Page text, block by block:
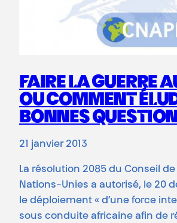
FAIRE LA GUERRE
OU COMMENT
BONNES
21 janvier 2013
La résolution 2085 du Conseil
Nations-Unies a autorisé, le 20
le déploiement « d’une force
sous conduite africaine afin de